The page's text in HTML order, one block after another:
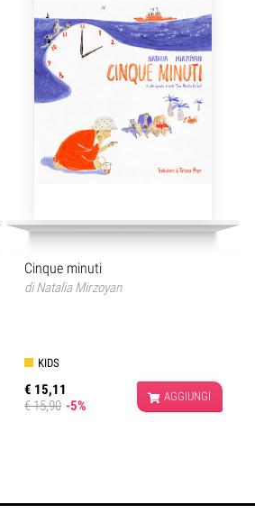
Cinque minuti
diNatalia Mirzoyan
KIDS
€ 15,11
€ 15,90 -5%
AGGIUNGI